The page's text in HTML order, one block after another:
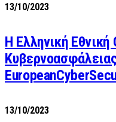
13/10/2023
Η Ελληνική
13/10/2023